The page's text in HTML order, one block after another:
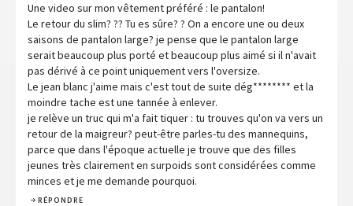
Une video sur mon vêtement préféré : le pantalon!
Le retour du slim? ?? Tu es sûre? ? On a encore une ou deux
saisons de pantalon large? je pense que le pantalon large
serait beaucoup plus porté et beaucoup plus aimé si il n'avait
pas dérivé à ce point uniquement vers l'oversize.
Le jean blanc j'aime mais c'est tout de suite dég******** et la
moindre tache est une tannée à enlever.
je relève un truc qui m'a fait tiquer : tu trouves qu'on va vers un
retour de la maigreur? peut-être parles-tu des mannequins,
parce que dans l'époque actuelle je trouve que des filles
jeunes très clairement en surpoids sont considérées comme
minces et je me demande pourquoi.
RÉPONDRE